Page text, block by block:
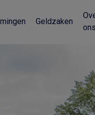
Geldzaken
ons